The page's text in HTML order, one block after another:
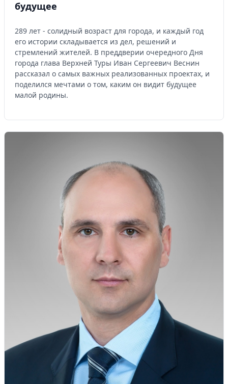
будущее
289 лет - солидный возраст для города, и каждый год
его истории складывается из дел, решений и
стремлений жителей. В преддверии очередного Дня
города глава Верхней Туры Иван Сергеевич Веснин
рассказал о самых важных реализованных проектах, и
поделился мечтами о том, каким он видит будущее
малой родины.